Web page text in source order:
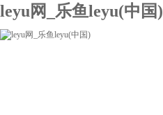
leyu网_乐鱼leyu(中国)